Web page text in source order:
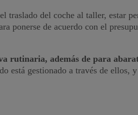
traslado del coche al taller, estar
ponerse de acuerdo con el
rutinaria, además de para
está gestionado a través de ellos,